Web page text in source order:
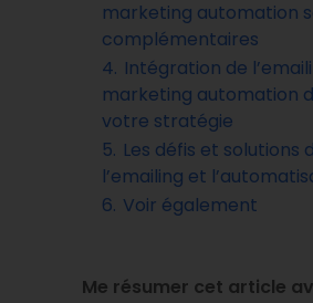
marketing automation
complémentaires
4. Intégration de
marketing automation
votre stratégie
5. Les défis et solutions
l’emailing et
6. Voir également
Me résumer cet article